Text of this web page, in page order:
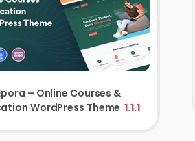
– Online Courses &
WordPress Theme 1.1.1